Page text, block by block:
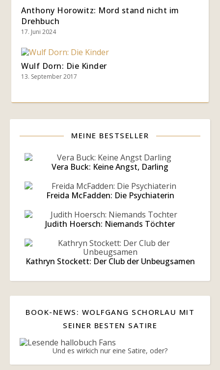
Anthony Horowitz: Mord stand nicht im
Drehbuch
17. Juni 2024
Wulf Dorn: Die Kinder
13. September 2017
MEINE BESTSELLER
Vera Buck: Keine Angst, Darling
Freida McFadden: Die Psychiaterin
Judith Hoersch: Niemands Töchter
Kathryn Stockett: Der Club der Unbeugsamen
BOOK-NEWS: WOLFGANG SCHORLAU MIT
SEINER BESTEN SATIRE
Und es wirkich nur eine Satire, oder?